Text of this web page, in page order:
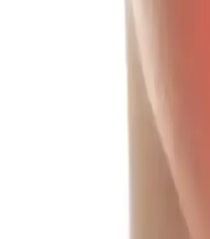
Hera Sensual Fitting
Kalıcı Doğal Dudak
Hera Sensual Fitting Glow Tint,
kalıcı renkler sunar. Farklı cilt
diğer Hera ürünleriyle uyumu ile
Farklı Yüz Kızarıklıkları
ve Uygulama Yöntemleri